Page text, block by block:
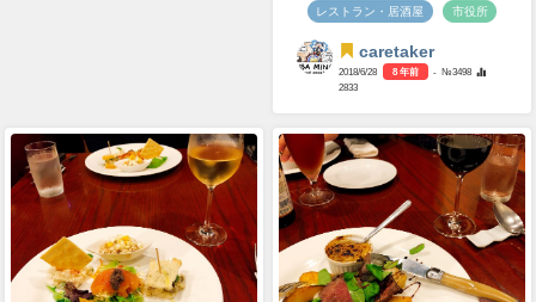
レストラン・居酒屋 市役所
caretaker
2018/6/28 8 年前
- №3498
2833